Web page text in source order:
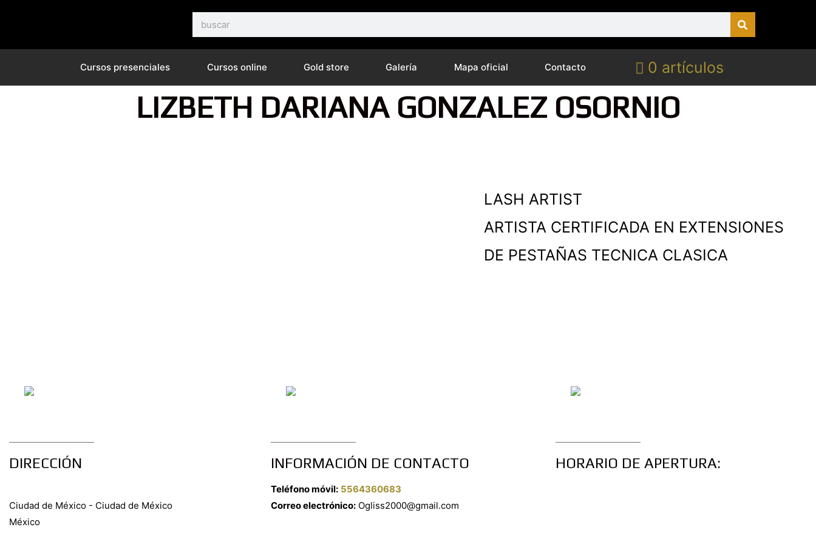
Buscar
Cursos presenciales Cursos online Gold store Galería Mapa oficial Contacto 0 artículos
LIZBETH DARIANA GONZALEZ OSORNIO
LASH ARTIST
ARTISTA CERTIFICADA EN EXTENSIONES
DE PESTAÑAS TECNICA CLASICA
DIRECCIÓN
Ciudad de México - Ciudad de México
México
INFORMACIÓN DE CONTACTO
Teléfono móvil: 5564360683
Correo electrónico: Ogliss2000@gmail.com
HORARIO DE APERTURA: